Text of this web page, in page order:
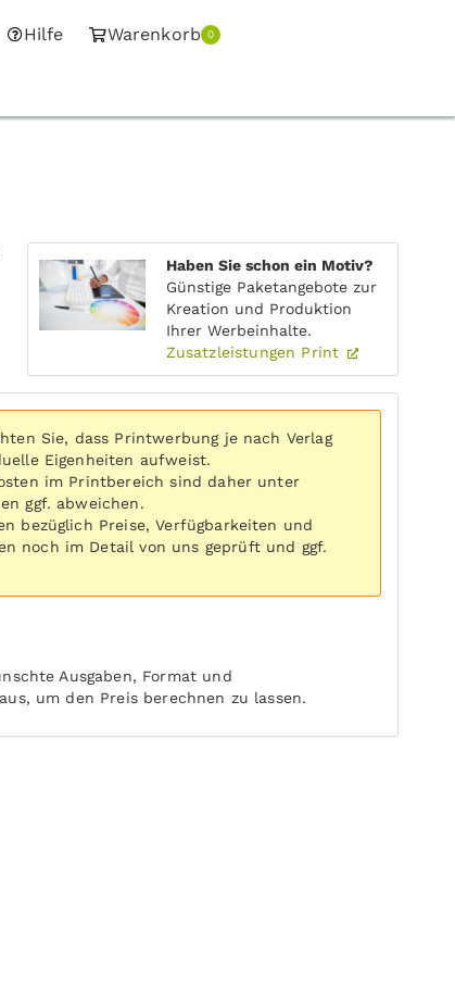
Hilfe Warenkorb 0
Haben Sie schon ein Motiv?
Günstige Paketangebote zur
Kreation und Produktion
Ihrer Werbeinhalte.
Zusatzleistungen Print
Sie, dass Printwerbung je nach Verlag
Eigenheiten aufweist.
im Printbereich sind daher unter
ggf. abweichen.
bezüglich Preise, Verfügbarkeiten und
noch im Detail von uns geprüft und ggf.
Ausgaben, Format und
um den Preis berechnen zu lassen.